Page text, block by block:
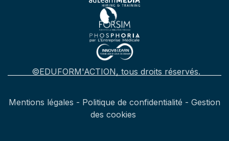
©EDUFORM'ACTION, tous droits réservés.
Mentions légales - Politique de confidentialité - Gestion
des cookies